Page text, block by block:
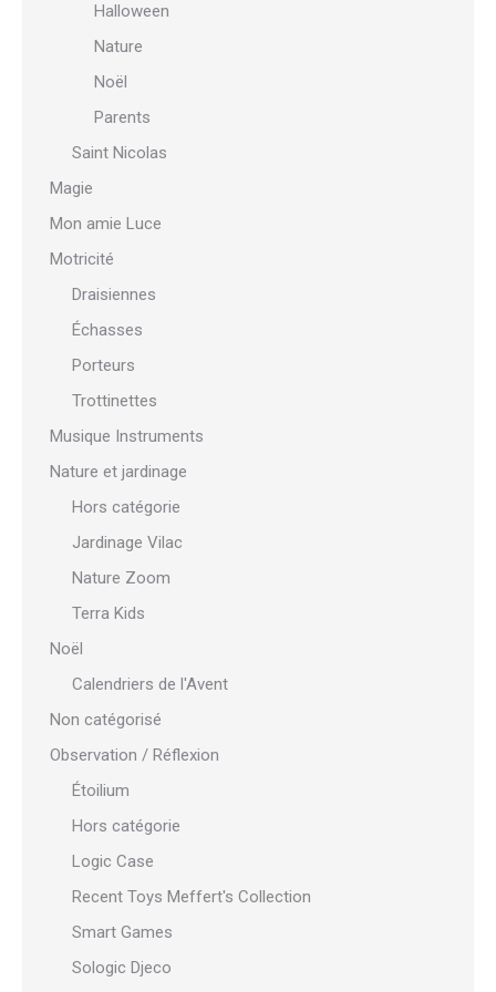
Halloween
Nature
Noël
Parents
Saint Nicolas
Magie
Mon amie Luce
Motricité
Draisiennes
Échasses
Porteurs
Trottinettes
Musique Instruments
Nature et jardinage
Hors catégorie
Jardinage Vilac
Nature Zoom
Terra Kids
Noël
Calendriers de l'Avent
Non catégorisé
Observation / Réflexion
Étoilium
Hors catégorie
Logic Case
Recent Toys Meffert's Collection
Smart Games
Sologic Djeco